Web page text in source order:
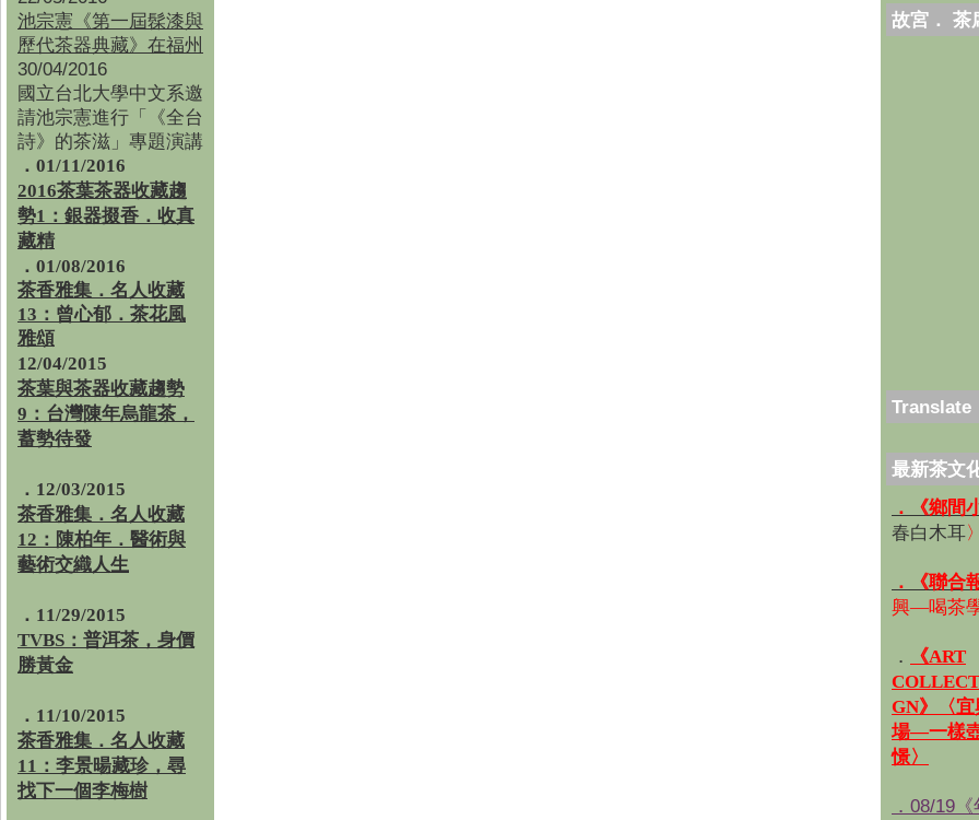
池宗憲《第一屆髹漆與
歷代茶器典藏》在福州
30/04/2016
國立台北大學中文系邀
請池宗憲進行「《全台
詩》的茶滋」專題演講
．01/11/2016
2016茶葉茶器收藏趨
勢1：銀器掇香．收真
藏精
．01/08/2016
茶香雅集 ． 名人收藏
13：曾心郁．茶花風
雅頌
12/04/2015
茶葉與茶器收藏趨勢
9：台灣陳年烏龍茶，
蓄勢待發
．12/03/2015
茶香雅集．名人收藏
12：陳柏年．醫術與
藝術交織人生
．11/29/2015
TVBS：普洱茶，身價
勝黃金
．11/10/2015
茶香雅集．名人收藏
11：李景暘藏珍，尋
找下一個李梅樹
故宮． 茶
Translate
最新茶文
．《鄉間
春白木耳〉
．《聯合
興—喝茶
．
《ART
GN》〈
場—一樣
憬〉
．08/19